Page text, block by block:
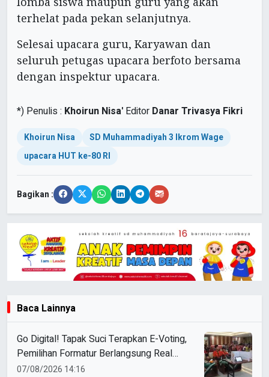
terhelat pada pekan selanjutnya.
Selesai upacara guru, Karyawan dan
seluruh petugas upacara berfoto bersama
dengan inspektur upacara.
*) Penulis : Khoirun Nisa' Editor Danar Trivasya Fikri
Khoirun Nisa
SD Muhammadiyah 3 Ikrom Wage
upacara HUT ke-80 RI
Bagikan :
Baca Lainnya
Go Digital! Tapak Suci Terapkan E-Voting,
Pemilihan Formatur Berlangsung Real
Time
07/08/2026 14:16